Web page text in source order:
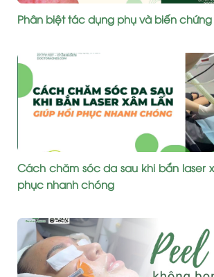
Phân biệt tác dụng phụ và biến
Cách chăm sóc da sau khi bắn laser
phục nhanh chóng